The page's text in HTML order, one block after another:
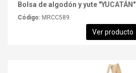
Bolsa de algodón y yute "YUCATÁN"
Código: MRCC589
Ver producto